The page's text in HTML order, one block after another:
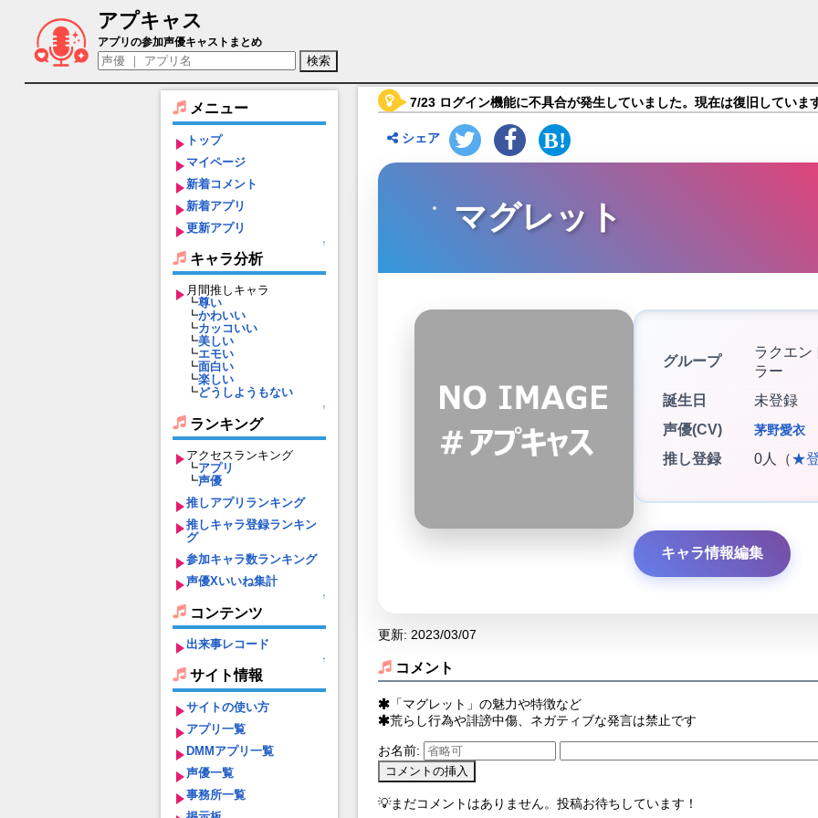
アプキャス
マグレット（声優：茅野愛衣)【戦姫ストライク】キャラ紹介
アプリの参加声優キャストまとめ
メニュー
トップ
マイページ
新着コメント
新着アプリ
更新アプリ
↑
キャラ分析
月間推しキャラ
┗尊い
┗かわいい
┗カッコいい
┗美しい
┗エモい
┗面白い
┗楽しい
┗どうしようもない
↑
ランキング
アクセスランキング
┗アプリ
┗声優
推しアプリランキング
推しキャラ登録ランキン
グ
参加キャラ数ランキング
声優Xいいね集計
↑
コンテンツ
出来事レコード
↑
サイト情報
サイトの使い方
アプリ一覧
DMMアプリ一覧
声優一覧
事務所一覧
7/23 ログイン機能に不具合が発生していました。現在は復旧していま
シェア
マグレット
グループ
ラクエン
ラー
誕生日
未登録
声優(CV)
茅野愛衣
推し登録 0人（★
キャラ情報編集
更新: 2023/03/07
コメント
「マグレット」の魅力や特徴など
荒らし行為や誹謗中傷、ネガティブな発言は禁止です
お名前:
💡まだコメントはありません。投稿お待ちしています！